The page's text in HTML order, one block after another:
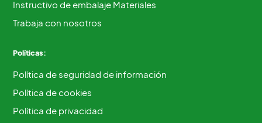
Instructivo de embalaje Materiales
Trabaja con nosotros
Políticas:
Política de seguridad de información
Política de cookies
Política de privacidad